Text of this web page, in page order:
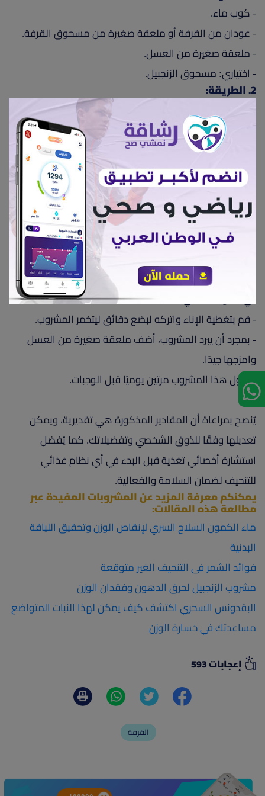
- كوب ماء.
- عودان من القرفة أو ملعقة صغيرة من مسحوق القرفة.
- ملعقة صغيرة من العسل.
- اختياري: مسحوق الزنجبيل.
2. الطريقة:
أ- استخدام العودان:
- اغلي كوبًا من الماء.
- أضف العودان من القرفة إلى الماء المغلي.
- بمجرد أن يبرد المشروب، أضف ملعقة صغيرة من العسل
وامزجها جيدًا.
- قم بتناول المشروب قبل الوجبات مرتين يوميًا.
ب- استخدام مسحوق القرفة والزنجبيل:
- ضع كمية مناسبة من مسحوق القرفة ومسحوقالزنجبيل
- قم بتغطية الإناء واتركه لبضع دقائق ليتخمر المشروب.
- بمجرد أن يبرد المشروب، أضف ملعقة صغيرة من العسل
وامزجها جيدًا.
- تناول هذا المشروب مرتين يوميًا قبل الوجبات.
يُنصح بمراعاة أن المقادير المذكورة هي تقديرية، ويمكن
تعديلها وفقًا للذوق الشخصي وتفضيلاتك. كما يُفضل
استشارة أخصائي تغذية قبل البدء في أي نظام غذائي
للتنحيف لضمان السلامة والفعالية.
يمكنكم معرفة المزيد عن المشروبات المفيدة عبر
مطالعة هذه المقالات:
ماء الكمون السلاح السري لإنقاص الوزن وتحقيق اللياقة
البدنية
فوائد الشمر فى التنحيف الغير متوقعة
مشروب الزنجبيل لحرق الدهون وفقدان الوزن
البقدونس السحري اكتشف كيف يمكن لهذا النبات المتواضع
مساعدتك في خسارة الوزن ​
إعجابات 593
القرفة